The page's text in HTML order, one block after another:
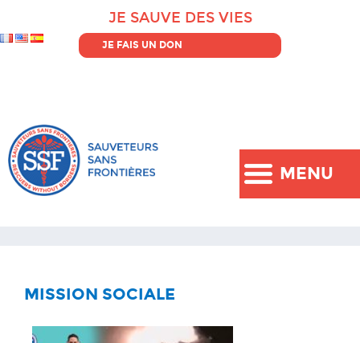
MENU
JE SAUVE DES VIES
JE FAIS UN DON
MISSION SOCIALE